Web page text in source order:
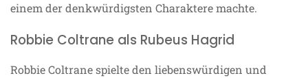
einem der denkwürdigsten Charaktere machte.
Robbie Coltrane als Rubeus Hagrid
Robbie Coltrane spielte den liebenswürdigen und